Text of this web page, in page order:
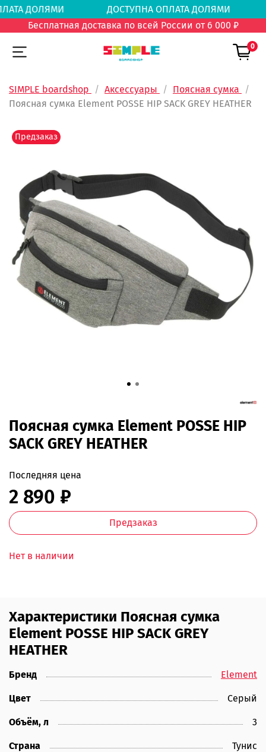
ДОЛЯМИ
ДОСТУПНА ОПЛАТА
Бесплатная доставка по всей России от 6 000 ₽
0
SIMPLE boardshop Аксессуары
Поясная сумка
Поясная сумка Element POSSE HIP SACK GREY HEATHER
Предзаказ
Поясная сумка Element POSSE HIP
SACK GREY HEATHER
Нет в наличии
Последняя цена
2 890 ₽
Предзаказ
Характеристики Поясная сумка
Element POSSE HIP SACK GREY
HEATHER
Бренд Element
Цвет Серый
Объём, л 3
Страна Тунис